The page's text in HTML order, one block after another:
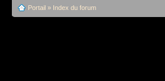
Portail » Index du forum